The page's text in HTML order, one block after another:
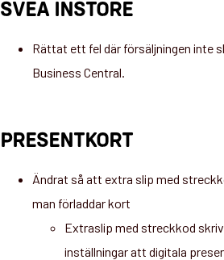
SVEA INSTORE
Rättat ett fel där försäljningen inte
Business Central.
PRESENTKORT
Ändrat så att extra slip med
man förladdar kort
Extraslip med streckkod
inställningar att digitala